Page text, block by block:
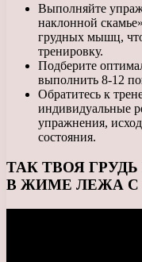
Выполняйте
наклонной
грудных мышц,
тренировку.
Подберите
выполнить 8-12
Обратитесь к
индивидуальные
упражнения,
состояния.
ТАК ТВОЯ
В ЖИМЕ ЛЕЖА С